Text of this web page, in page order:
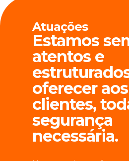
Atuações
Estamos
atentos e
oferecer
clientes,
segurança
necessária.